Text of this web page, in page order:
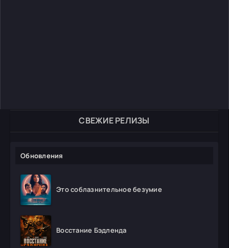
СВЕЖИЕ РЕЛИЗЫ
Обновления
Это соблазнительное безумие
Восстание Бэдленда